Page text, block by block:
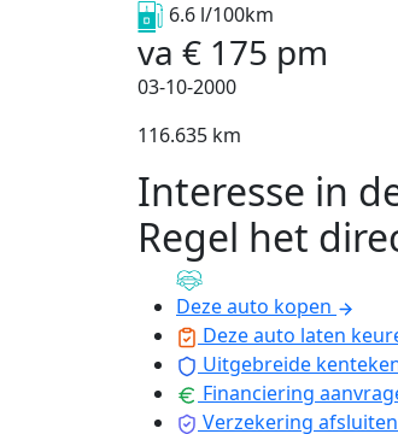
6.6 l/100km
va € 175 pm
03-10-2000
116.635 km
Interesse in
Regel het
Deze auto kopen
Deze auto laten
Uitgebreide
Financiering
Verzekering afsluiten